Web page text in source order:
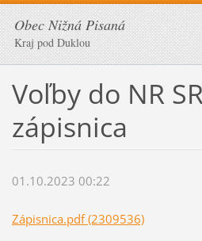
Obec Nižná Pisaná
Kraj pod Duklou
Voľby do NR
zápisnica
01.10.2023 00:22
Zápisnica.pdf (2309536)